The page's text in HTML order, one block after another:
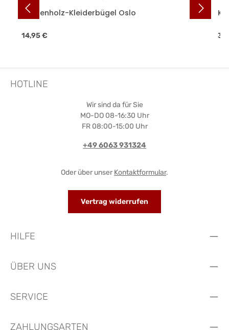
Buchenholz-Kleiderbügel Oslo
Regulärer Preis:
14,95 €
HOTLINE
Wir sind da für Sie
MO-DO 08-16:30 Uhr
FR 08:00-15:00 Uhr
+49 6063 931324
Oder über unser Kontaktformular.
Vertrag widerrufen
HILFE
ÜBER UNS
SERVICE
ZAHLUNGSARTEN